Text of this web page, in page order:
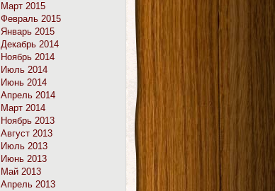
Март 2015
Февраль 2015
Январь 2015
Декабрь 2014
Ноябрь 2014
Июль 2014
Июнь 2014
Апрель 2014
Март 2014
Ноябрь 2013
Август 2013
Июль 2013
Июнь 2013
Май 2013
Апрель 2013